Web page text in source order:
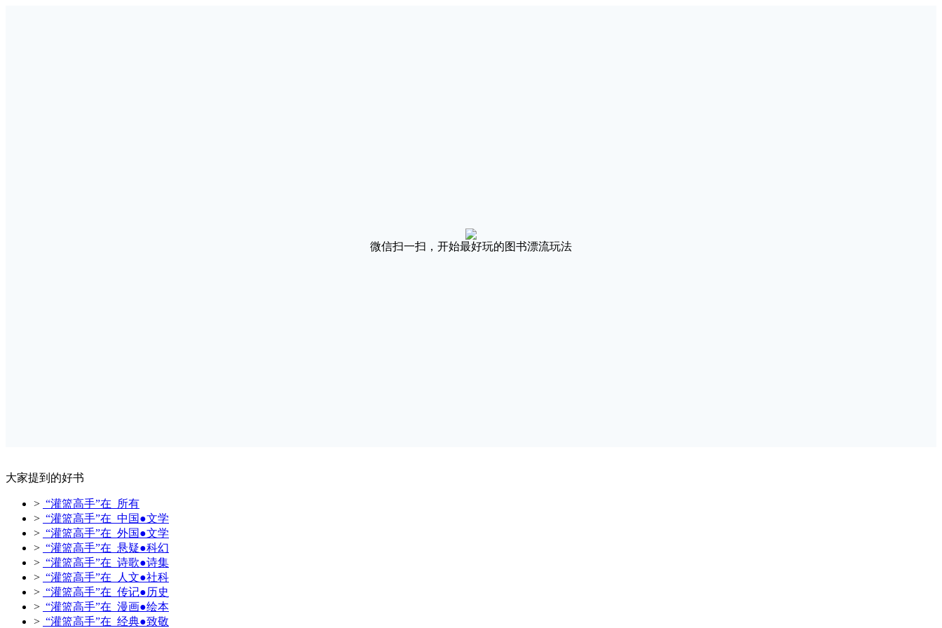
微信扫一扫，开始最好玩的图书漂流玩法
大家提到的好书
> “灌篮高手”在 所有
> “灌篮高手”在 中国●文学
> “灌篮高手”在 外国●文学
> “灌篮高手”在 悬疑●科幻
> “灌篮高手”在 诗歌●诗集
> “灌篮高手”在 人文●社科
> “灌篮高手”在 传记●历史
> “灌篮高手”在 漫画●绘本
> “灌篮高手”在 经典●致敬